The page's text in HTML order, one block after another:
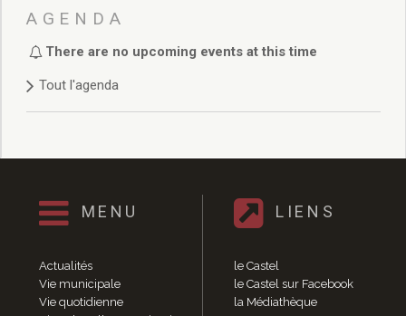
Délibérations 2016
Délibérations 2015
Délibérations 2013
Délibérations 2012
Délibérations 2010
Délibérations 2008
Agenda réunions publiques
Toutes les actualités
Vie quotidienne
AGENDA
There are no upcoming events at this time
Tout l'agenda
MENU
Actualités
Vie municipale
Vie quotidienne
LIENS
le Castel
le Castel sur Facebook
la Médiathèque